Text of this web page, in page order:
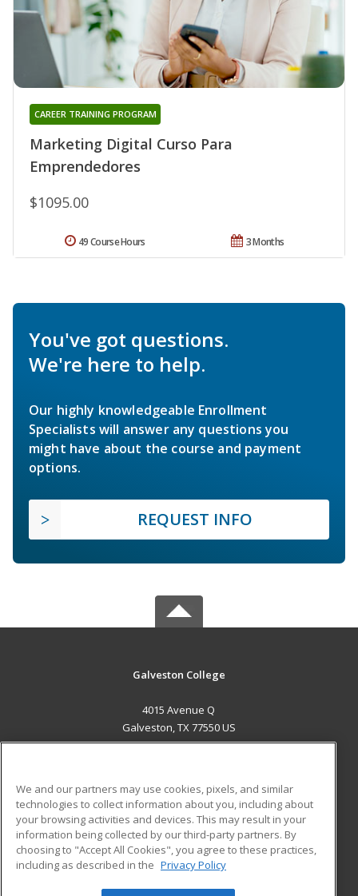
Marketing Digital Curso Para
Emprendedores
CAREER TRAINING PROGRAM
$1095.00
3 Months
49 Course Hours
You've got questions.
We're here to help.
Our highly knowledgeable Enrollment
Specialists will answer any questions you
might have about the course and payment
options.
REQUEST INFO
Galveston College
4015 Avenue Q
Galveston, TX 77550 US
ADDITIONAL RESOURCES
Military
Financial Assistance
Help
Student Blog
We and our partners may use cookies, pixels, and similar
technologies to collect information about you, including about
your browsing activities and devices. This may result in your
information being collected by our third-party partners. By
choosing to "Accept All Cookies", you agree to these practices,
including as described in the Privacy Policy